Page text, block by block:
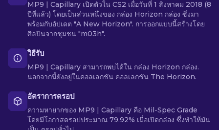
MP9 | Capillary เปิดตัวใน CS2 เมื่อวันที่ 1 สิงหาคม 2018 (8
ปีที่แล้ว) โดยเป็นส่วนหนึ่งของ กล่อง Horizon กล่อง ซึ่งมา
พร้อมกับอัปเดต "A New Horizon". การออกแบบนี้สร้างโดย
ศิลปินจากชุมชน "m03h".
วิธีรับ
MP9 | Capillary สามารถพบได้ใน กล่อง Horizon กล่อง.
นอกจากนี้ยังอยู่ในคอลเลกชัน คอลเลกชัน The Horizon.
อัตราการดรอป
ความหายากของ MP9 | Capillary คือ Mil-Spec Grade
โดยมีโอกาสดรอปประมาณ 79.92% เมื่อเปิดกล่อง ซึ่งทำให้มัน